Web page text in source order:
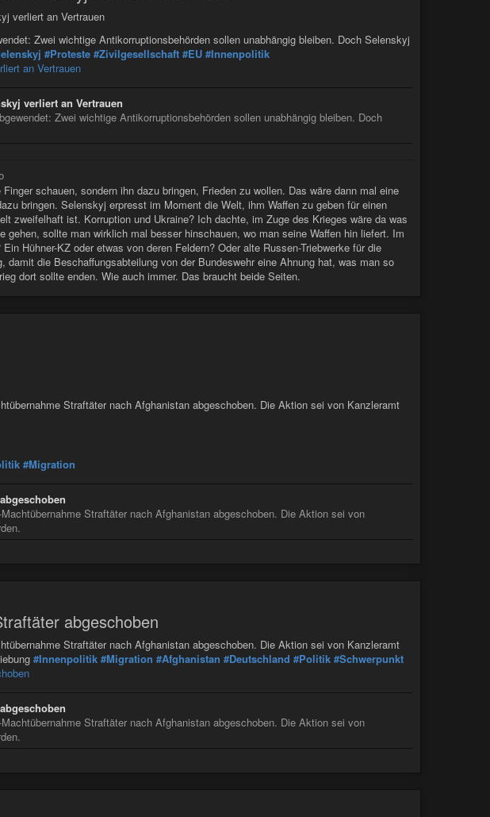
verliert an Vertrauen
Zwei wichtige Antikorruptionsbehörden sollen unabhängig bleiben. Doch Selenskyj
#Proteste #Zivilgesellschaft #EU #Innenpolitik
an Vertrauen
verliert an Vertrauen
Zwei wichtige Antikorruptionsbehörden sollen unabhängig bleiben. Doch
schauen, sondern ihn dazu bringen, Frieden zu wollen. Das wäre dann mal eine
bringen. Selenskyj erpresst im Moment die Welt, ihm Waffen zu geben für einen
zweifelhaft ist. Korruption und Ukraine? Ich dachte, im Zuge des Krieges wäre da was
gehen, sollte man wirklich mal besser hinschauen, wo man seine Waffen hin liefert. Im
Hühner-KZ oder etwas von deren Feldern? Oder alte Russen-Triebwerke für die
damit die Beschaffungsabteilung von der Bundeswehr eine Ahnung hat, was man so
dort sollte enden. Wie auch immer. Das braucht beide Seiten.
Straftäter nach Afghanistan abgeschoben. Die Aktion sei von Kanzleramt
#Migration
Straftäter nach Afghanistan abgeschoben. Die Aktion sei von
abgeschoben
Straftäter nach Afghanistan abgeschoben. Die Aktion sei von Kanzleramt
#Innenpolitik #Migration #Afghanistan #Deutschland #Politik #Schwerpunkt
Straftäter nach Afghanistan abgeschoben. Die Aktion sei von